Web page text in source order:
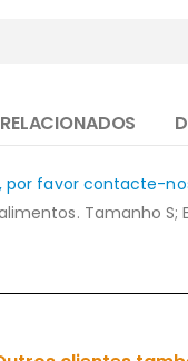
por favor contacte-
Tamanho S;